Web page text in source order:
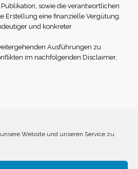
Website und unseren Service zu
sowie die verantwortlichen
Erstellung eine finanzielle Vergütung.
und konkreter
Ausführungen zu
im nachfolgenden Disclaimer,
Datenschutz
Disclaimer